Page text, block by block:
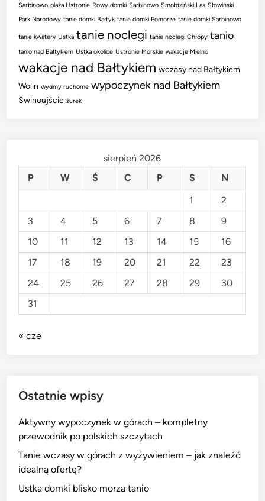
Sarbinowo plaża Ustronie Rowy domki Sarbinowo Smołdziński Las Słowiński
Park Narodowy tanie domki Bałtyk tanie domki Pomorze tanie domki Sarbinowo
tanie kwatery Ustka tanie noclegi tanie noclegi Chłopy tanio
tanio nad Bałtykiem Ustka okolice Ustronie Morskie wakacje Mielno
wakacje nad Bałtykiem wczasy nad Bałtykiem
Wolin wydmy ruchome wypoczynek nad Bałtykiem
Świnoujście żurek
sierpień 2026
P
W Ś C P S
N
1
2
3
4 5 6 7 8
9
10
11 12 13 14 15
16
17
18 19 20 21 22
23
24
25 26 27 28 29
30
31
« cze
Ostatnie wpisy
Aktywny wypoczynek w górach – kompletny
przewodnik po polskich szczytach
Tanie wczasy w górach z wyżywieniem – jak znaleźć
idealną ofertę?
Ustka domki blisko morza tanio